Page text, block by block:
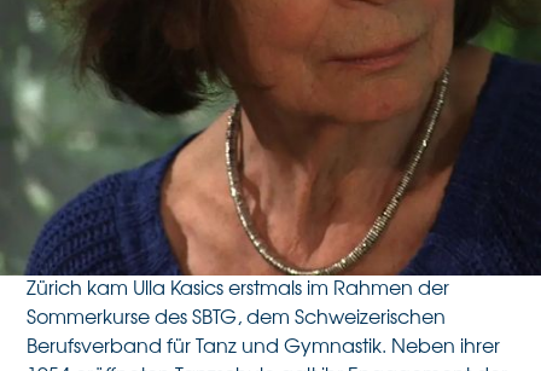
1926 in Bunzlau im heutigen Polen geboren und
aufgewachsen, hat Ulla Kasics schon in jungen
Jahren mit dem Tanzen begonnen. Nachdem sie
den Bombenhagel auf Dresden nur knapp
überlebte, liess sie sich bei der renommierten
Ausdruckstänzerin Gret Palucca ausbilden. Nach
Zürich kam Ulla Kasics erstmals im Rahmen der
Sommerkurse des SBTG, dem Schweizerischen
Berufsverband für Tanz und Gymnastik. Neben ihrer